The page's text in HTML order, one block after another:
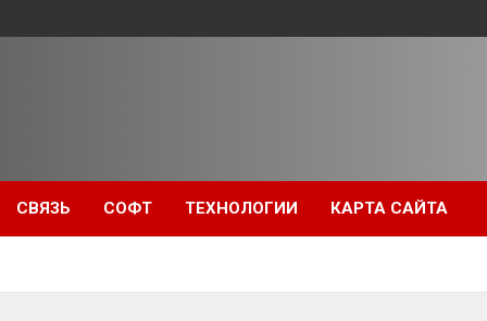
СВЯЗЬ СОФТ ТЕХНОЛОГИИ КАРТА САЙТА